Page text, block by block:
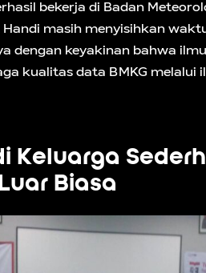
bekerja di Badan
Handi masih menyisihkan
dengan keyakinan bahwa
kualitas data BMKG melalui
Keluarga
Biasa